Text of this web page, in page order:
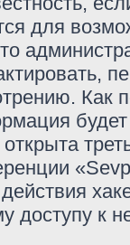
для
Как
доступу к